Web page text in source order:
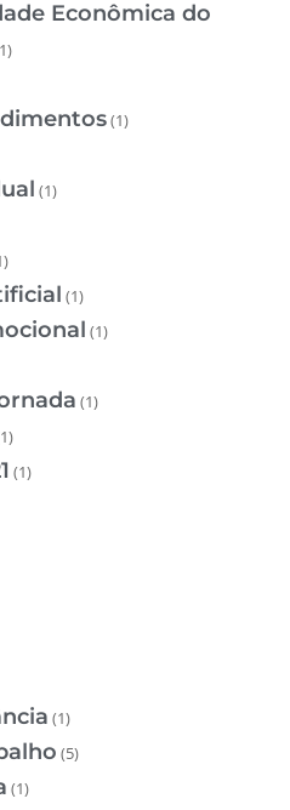
Econômica do
(1)
(1)
(1)
(1)
(1)
(1)
(1)
(5)
(1)